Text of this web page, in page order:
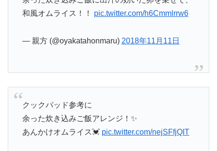
和風オムライス！！ pic.twitter.com/h6Cmmlrrw6
— 親方 (@oyakatahonmaru) 2018年11月11日
クックパッド参考に
余った炊き込みご飯アレンジ！✨
あんかけオムライス💓 pic.twitter.com/nejSFfjQIT